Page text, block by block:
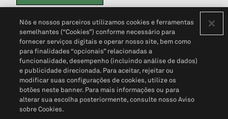
Política de PrivacidadePortal de privacidade do cliente (em inglês)
Não Venda Minhas Informações Pessoais© 2026 S&P Global
Nós e nossos parceiros utilizamos cookies e ferramentas
semelhantes (“Cookies”) conforme necessário para
fornecer serviços digitais e operar nosso site, bem como
para finalidades “opcionais” relacionadas a
funcionalidade, desempenho (incluindo análise de dados)
e publicidade direcionada. Para aceitar, rejeitar ou
modificar suas configurações de cookies, utilize os
botões neste banner. Para mais informações ou para
alterar sua escolha posteriormente, consulte nosso Aviso
sobre Cookies.